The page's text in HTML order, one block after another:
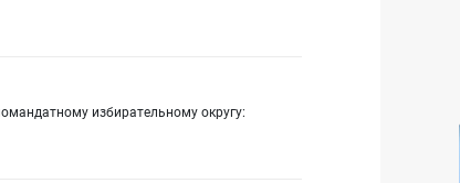
избирательному округу: